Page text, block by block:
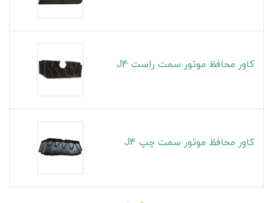
کاور محافظ موتور سمت راست J4
کاور محافظ موتور سمت چپ J4